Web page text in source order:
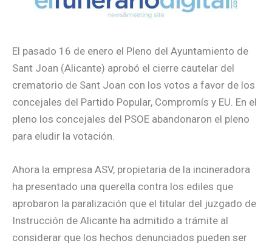
El pasado 16 de enero el Pleno del Ayuntamiento de
Sant Joan (Alicante) aprobó el cierre cautelar del
crematorio de Sant Joan con los votos a favor de los
concejales del Partido Popular, Compromís y EU. En el
pleno los concejales del PSOE abandonaron el pleno
para eludir la votación.
Ahora la empresa ASV, propietaria de la incineradora
ha presentado una querella contra los ediles que
aprobaron la paralización que el titular del juzgado de
Instrucción de Alicante ha admitido a trámite al
considerar que los hechos denunciados pueden ser